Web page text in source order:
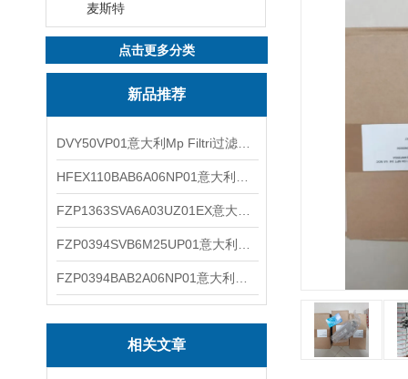
麦斯特
点击更多分类
新品推荐
相关文章